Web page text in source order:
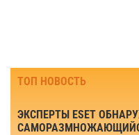
ТОП НОВОСТЬ
ЭКСПЕРТЫ ESET